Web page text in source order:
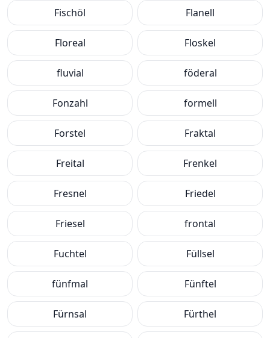
Fischöl Flanell
Floreal Floskel
fluvial föderal
Fonzahl formell
Forstel Fraktal
Freital Frenkel
Fresnel Friedel
Friesel frontal
Fuchtel Füllsel
fünfmal Fünftel
Fürnsal Fürthel